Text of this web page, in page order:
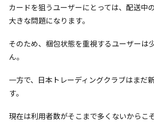
カードを狙うユーザーにとっては、配送中
大きな問題になります。
そのため、梱包状態を重視するユーザーは
ん。
一方で、日本トレーディングクラブはまだ
す。
現在は利用者数がそこまで多くないからこ